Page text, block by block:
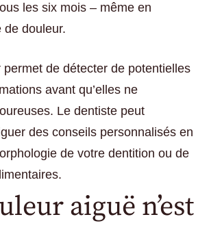
les six mois – même en
de douleur.
permet de détecter de potentielles
avant qu’elles ne
Le dentiste peut
des conseils personnalisés en
de votre dentition ou de
aiguë n’est